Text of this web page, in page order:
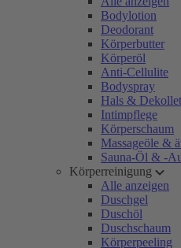
Bodylotion
Deodorant
Körperbutter
Körperöl
Anti-Cellulite
Bodyspray
Hals &
Intimpflege
Körperschaum
Massageöle &
Sauna-Öl & -
Körperreinigung
Alle anzeigen
Duschgel
Duschöl
Duschschaum
Körperpeeling